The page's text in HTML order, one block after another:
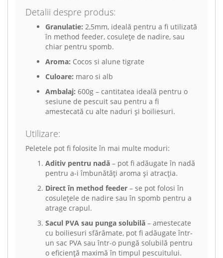
Detalii despre produs:
Granulatie: 2,5mm, ideală pentru a fi utilizată
în method feeder, cosulețe de nadire, sau
chiar pentru spomb.
Aroma: Cocos si alune tigrate
Culoare: maro si alb
Ambalaj: 600g – cantitatea ideală pentru o
sesiune de pescuit sau pentru a fi
amestecată cu alte naduri și boiliesuri.
Utilizare:
Peletele pot fi folosite în mai multe moduri:
Aditiv pentru nadă – pot fi adăugate în nadă
pentru a-i îmbunătăți aroma și atracția.
Direct în method feeder – se pot folosi în
cosulețele de nadire sau în spomb pentru a
atrage crapul.
Sacul PVA sau punga solubilă – amestecate
cu boiliesuri sfărâmate, pot fi adăugate într-
un sac PVA sau într-o pungă solubilă pentru
o eficiență maximă în timpul pescuitului.